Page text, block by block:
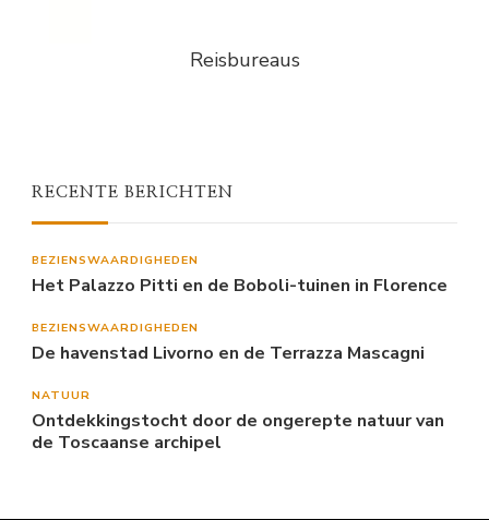
Reisbureaus
RECENTE BERICHTEN
BEZIENSWAARDIGHEDEN
Het Palazzo Pitti en de Boboli-tuinen in Florence
BEZIENSWAARDIGHEDEN
De havenstad Livorno en de Terrazza Mascagni
NATUUR
Ontdekkingstocht door de ongerepte natuur van
de Toscaanse archipel